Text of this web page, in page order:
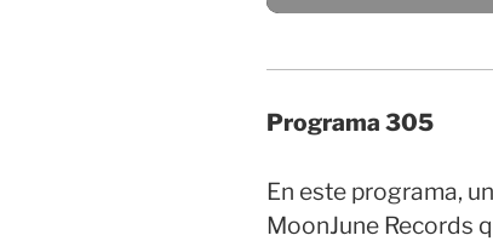
Programa 305
En este programa,
MoonJune Records